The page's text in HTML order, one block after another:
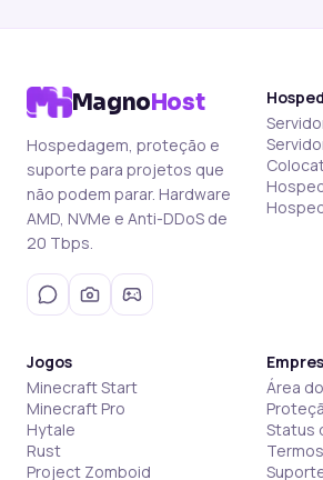
MagnoHost
Hospedagem, proteção e
suporte para projetos que
não podem parar. Hardware
AMD, NVMe e Anti-DDoS de
20 Tbps.
Jogos
Minecraft Start
Minecraft Pro
Hytale
Rust
Project Zomboid
Área
Status